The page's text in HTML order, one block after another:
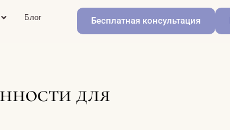
Блог Бесплатная консультация
для